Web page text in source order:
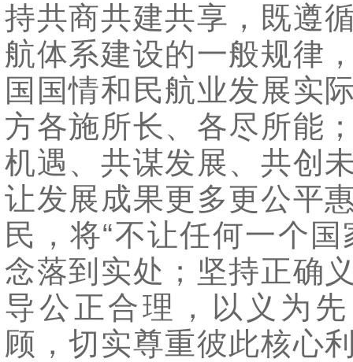
持共商共建共享，既遵
航体系建设的一般规律
国国情和民航业发展实
方各施所长、各尽所能
机遇、共谋发展、共创
让发展成果更多更公平
民，将“不让任何一个国
念落到实处；坚持正确
导公正合理，以义为
顾，切实尊重彼此核心